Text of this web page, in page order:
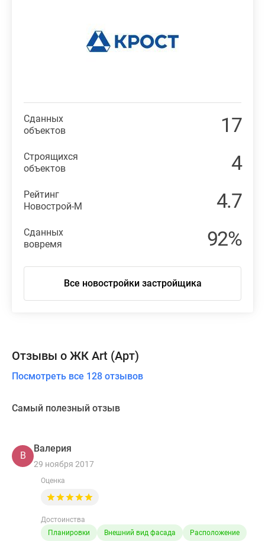
Сданных
объектов
17
Строящихся
объектов
4
Рейтинг
Новострой-М
4.7
Сданных
вовремя
92%
Все новостройки застройщика
Отзывы о ЖК Art (Арт)
Посмотреть все 128 отзывов
Самый полезный отзыв
В
Валерия
29 ноября 2017
Оценка
Достоинства
Планировки
Внешний вид фасада Расположение